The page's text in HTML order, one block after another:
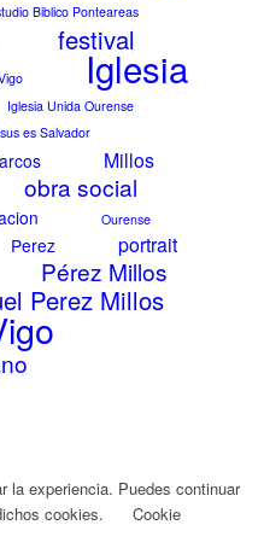
Biblico Ponteareas
festival
Iglesia
Iglesia Unida Ourense
es Salvador
Millos
obra social
Ourense
Perez
portrait
Pérez Millos
Perez Millos
la experiencia. Puedes continuar
cookies.
Cookie